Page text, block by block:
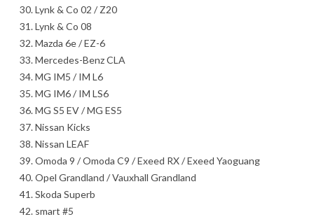
Lynk & Co 02 / Z20
Lynk & Co 08
Mazda 6e / EZ-6
Mercedes-Benz CLA
MG IM5 / IM L6
MG IM6 / IM LS6
MG S5 EV / MG ES5
Nissan Kicks
Nissan LEAF
Omoda 9 / Omoda C9 / Exeed RX / Exeed Yaoguang
Opel Grandland / Vauxhall Grandland
Skoda Superb
smart #5